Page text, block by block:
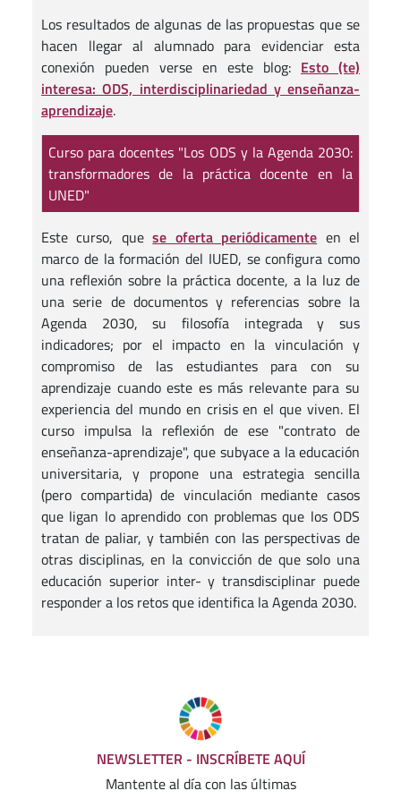
Los resultados de algunas de las propuestas que se
hacen llegar al alumnado para evidenciar esta
conexión pueden verse en este blog: Esto (te)
interesa: ODS, interdisciplinariedad y enseñanza-
aprendizaje.
Curso para docentes "Los ODS y la Agenda 2030:
transformadores de la práctica docente en la
UNED"
Este curso, quese oferta periódicamente en el
marco de la formación del IUED, se configura como
una reflexión sobre la práctica docente, a la luz de
una serie de documentos y referencias sobre la
Agenda 2030, su filosofía integrada y sus
indicadores; por el impacto en la vinculación y
compromiso de las estudiantes para con su
aprendizaje cuando este es más relevante para su
experiencia del mundo en crisis en el que viven. El
curso impulsa la reflexión de ese "contrato de
enseñanza-aprendizaje", que subyace a la educación
universitaria, y propone una estrategia sencilla
(pero compartida) de vinculación mediante casos
que ligan lo aprendido con problemas que los ODS
tratan de paliar, y también con las perspectivas de
otras disciplinas, en la convicción de que solo una
educación superior inter- y transdisciplinar puede
responder a los retos que identifica la Agenda 2030.
NEWSLETTER - INSCRÍBETE AQUÍ
Mantente al día con las últimas